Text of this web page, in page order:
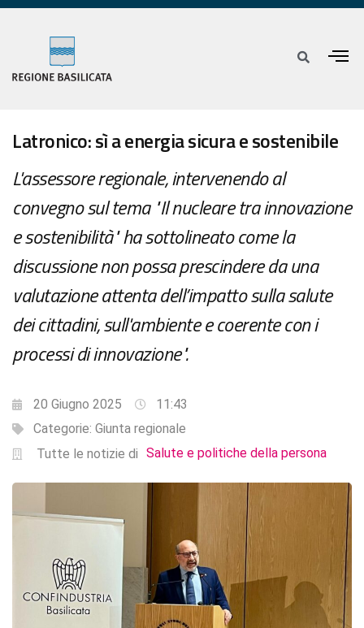
Latronico: sì a energia sicura e sostenibile
L'assessore regionale, intervenendo al
convegno sul tema "Il nucleare tra innovazione
e sostenibilità" ha sottolineato come la
discussione non possa prescindere da una
valutazione attenta dell’impatto sulla salute
dei cittadini, sull'ambiente e coerente con i
processi di innovazione".
20 Giugno 2025
11:43
Categorie: Giunta regionale
Tutte le notizie di Salute e politiche della persona